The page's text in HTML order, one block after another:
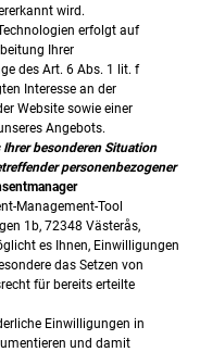
wird.
erfolgt auf
Ihrer
des Art. 6 Abs. 1 lit. f
Interesse an der
Website sowie einer
Angebots.
Ihrer besonderen Situation
personenbezogener
Management-Tool
1b, 72348 Västerås,
es Ihnen, Einwilligungen
das Setzen von
für bereits erteilte
Einwilligungen in
und damit